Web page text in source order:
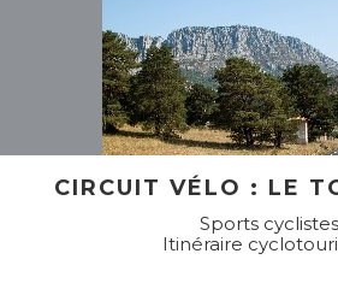
CIRCUIT VÉLO : LE
Sports cyclistes
Itinéraire